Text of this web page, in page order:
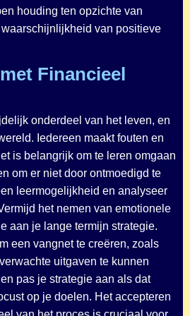
houding ten opzichte van
van positieve
Financieel
onderdeel van het leven, en
Iedereen maakt fouten en
is belangrijk om te leren omgaan
om er niet door ontmoedigd te
leermogelijkheid en analyseer
het nemen van emotionele
aan je lange termijn strategie.
een vangnet te creëren, zoals
uitgaven te kunnen
pas je strategie aan als dat
op je doelen. Het accepteren